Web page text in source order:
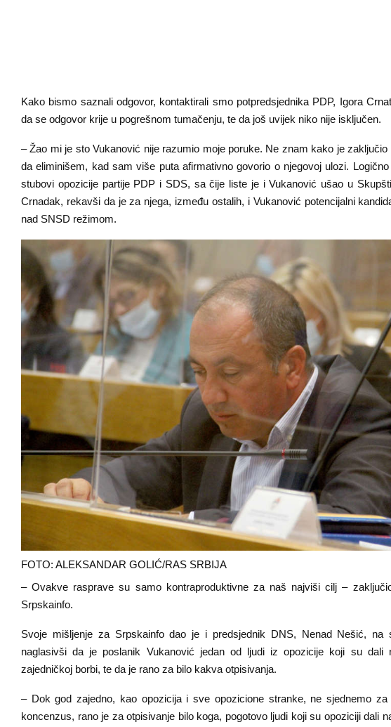
Kako bismo saznali odgovor, kontaktirali smo potpredsjednika PDP, Igora
da se odgovor krije u pogrešnom tumačenju, te da još uvijek niko nije isključen.
– Žao mi je sto Vukanović nije razumio moje poruke. Ne znam kako je zaključio
da eliminišem, kad sam više puta afirmativno govorio o njegovoj ulozi.
stubovi opozicije partije PDP i SDS, sa čije liste je i Vukanović ušao u
Crnadak, rekavši da je za njega, između ostalih, i Vukanović potencijalni
nad SNSD režimom.
FOTO: ALEKSANDAR GOLIĆ/RAS SRBIJA
– Ovakve rasprave su samo kontraproduktivne za naš najviši cilj –
Srpskainfo.
Svoje mišljenje za Srpskainfo dao je i predsjednik DNS, Nenad Nešić, na
naglasivši da je poslanik Vukanović jedan od ljudi iz opozicije koji su dali
zajedničkoj borbi, te da je rano za bilo kakva otpisivanja.
– Dok god zajedno, kao opozicija i sve opozicione stranke, ne sjednemo
koncenzus, rano je za otpisivanje bilo koga, pogotovo ljudi koji su opoziciji dali